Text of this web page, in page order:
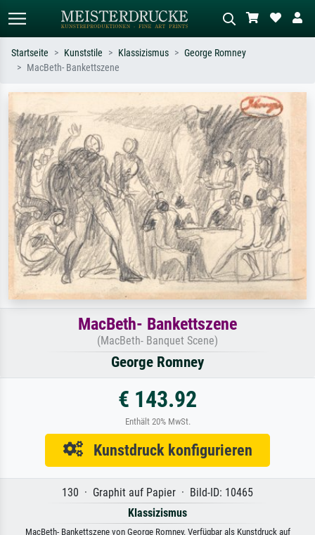
Suchen Sie nach Künstlern, Werktiteln
oder Stilen – z.B. Monet,
Sternennacht, Impressionismus, Welle
Hokusai, Akt.
Beschreiben Sie die Szene – z.B. Grüne
Wiese, Abstrakt mit viel Rot, Dunkles
Ölgemälde, Stehender Akt neben einem
Baum.
Startseite Kunststile Klassizismus
George Romney
MacBeth- Bankettszene
MacBeth- Bankettszene
(MacBeth- Banquet Scene)
George Romney
€ 143.92
Enthält 20% MwSt.
Kunstdruck konfigurieren
130 · Graphit auf Papier · Bild-ID: 10465
Klassizismus
MacBeth- Bankettszene von George Romney. Verfügbar als Kunstdruck auf